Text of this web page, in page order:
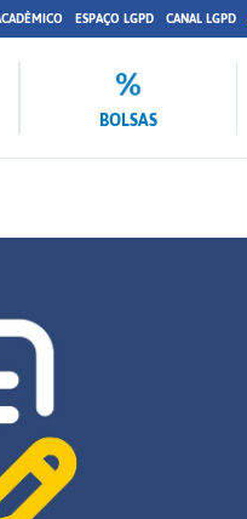
ESPAÇO LGPD CANAL LGPD
BOLSAS